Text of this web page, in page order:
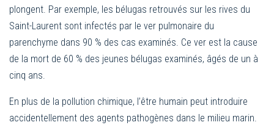
plongent. Par exemple, les bélugas retrouvés sur les rives du
Saint-Laurent sont infectés par le ver pulmonaire du
parenchyme dans 90 % des cas examinés. Ce ver est la cause
de la mort de 60 % des jeunes bélugas examinés, âgés de un à
cinq ans.
En plus de la pollution chimique, l’être humain peut introduire
accidentellement des agents pathogènes dans le milieu marin.